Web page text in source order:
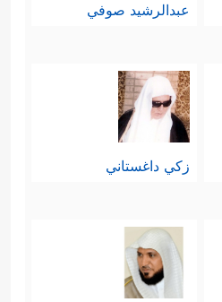
عبدالرشيد صوفي
زكي داغستاني